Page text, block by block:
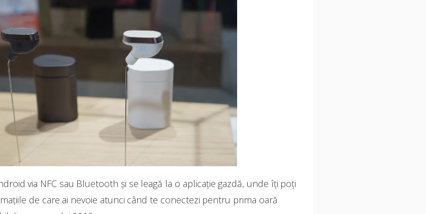
via NFC sau Bluetooth și se leagă la o aplicație gazdă, unde îți poți
de care ai nevoie atunci când te conectezi pentru prima oară